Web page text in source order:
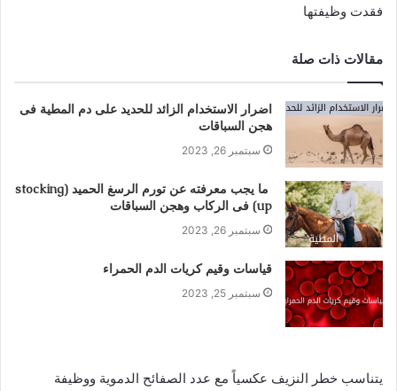
فقدت وظيفتها
مقالات ذات صلة
اضرار الاستخدام الزائد للحديد على دم المطية فى
هجن السباقات
سبتمبر 26, 2023
ما يجب معرفته عن تورم الرسغ الحميد (stocking
up) فى الركاب وهجن السباقات
سبتمبر 26, 2023
قياسات وقيم كريات الدم الحمراء
سبتمبر 25, 2023
يتناسب خطر النزيف عكسياً مع عدد الصفائح الدموية ووظيفة